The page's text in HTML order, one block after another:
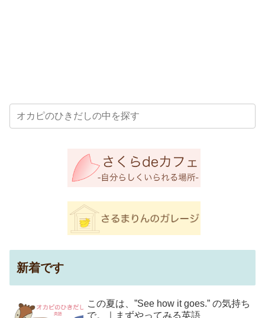
新着です
この夏は、”See how it goes.” の気持ち
で。｜まずやってみる英語